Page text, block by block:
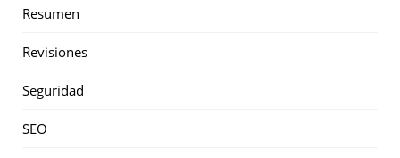
Resumen
Revisiones
Seguridad
SEO